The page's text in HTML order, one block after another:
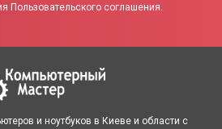
Пользовательского соглашения.
и ноутбуков в Киеве и области с